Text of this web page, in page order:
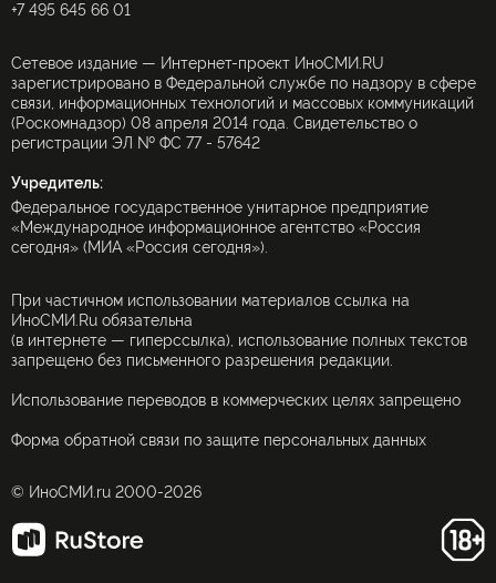
+7 495 645 66 01
Сетевое издание — Интернет-проект ИноСМИ.RU
зарегистрировано в Федеральной службе по надзору в сфере
связи, информационных технологий и массовых коммуникаций
(Роскомнадзор) 08 апреля 2014 года. Свидетельство о
регистрации ЭЛ № ФС 77 - 57642
Учредитель:
Федеральное государственное унитарное предприятие
«Международное информационное агентство «Россия
сегодня» (МИА «Россия сегодня»).
При частичном использовании материалов ссылка на
ИноСМИ.Ru обязательна
(в интернете — гиперссылка), использование полных текстов
запрещено без письменного разрешения редакции.
Использование переводов в коммерческих целях запрещено
Форма обратной связи по защите персональных данных
© ИноСМИ.ru 2000-2026